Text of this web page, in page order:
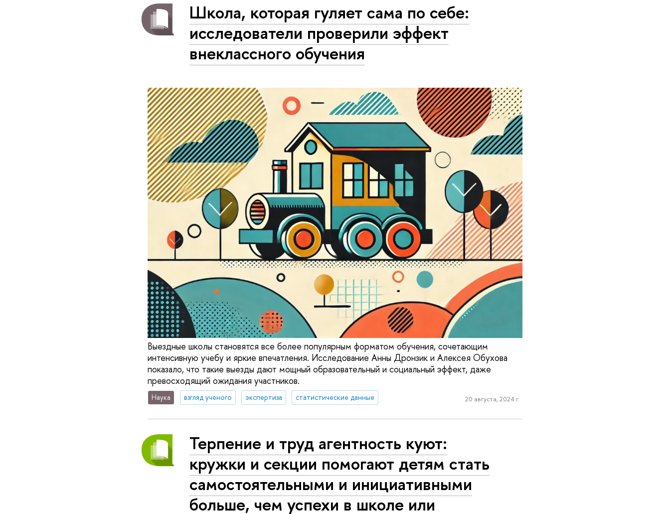
Школа, которая гуляет сама по себе:
исследователи проверили эффект
внеклассного обучения
Выездные школы становятся все более популярным форматом обучения, сочетающим
интенсивную учебу и яркие впечатления. Исследование Анны Дронзик и Алексея Обухова
показало, что такие выезды дают мощный образовательный и социальный эффект, даже
превосходящий ожидания участников.
Наука взгляд ученого экспертиза статистические данные 20 августа, 2024 г.
Терпение и труд агентность куют:
кружки и секции помогают детям стать
самостоятельными и инициативными
больше, чем успехи в школе или